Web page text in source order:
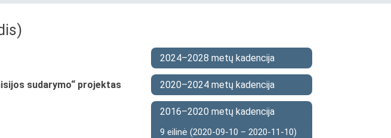
sudarymo“ projektas
2024–2028 metų kadencija
2020–2024 metų kadencija
2016–2020 metų kadencija
9 eilinė (2020-09-10 – 2020-11-10)